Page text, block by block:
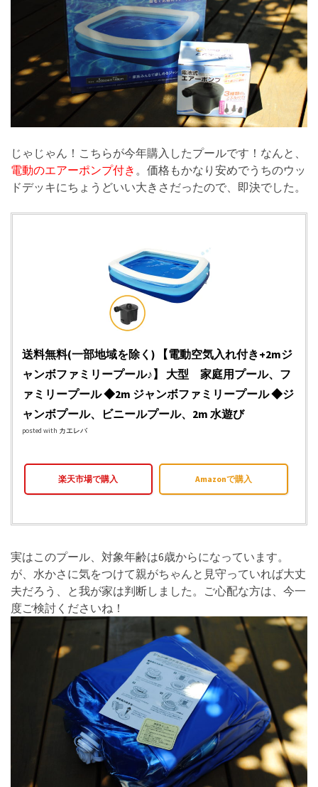
じゃじゃん！こちらが今年購入したプールです！なんと、
電動のエアーポンプ付き 。価格もかなり安めでうちのウッ
ドデッキにちょうどいい大きさだったので、即決でした。
送料無料(一部地域を除く) 【電動空気入れ付き+2mジ
ャンボファミリープール♪】 大型 家庭用プール、フ
ァミリープール ◆2m ジャンボファミリープール ◆ジ
ャンボプール、ビニールプール、2m 水遊び
posted with カエレバ
楽天市場で購入 Amazonで購入
実はこのプール、対象年齢は6歳からになっています。
が、水かさに気をつけて親がちゃんと見守っていれば大丈
夫だろう、と我が家は判断しました。ご心配な方は、今一
度ご検討くださいね！